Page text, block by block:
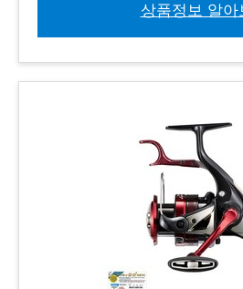
상품정보 알아